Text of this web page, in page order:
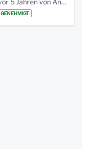
vor 5 Jahren von Anni Schlumberger
GENEHMIGT